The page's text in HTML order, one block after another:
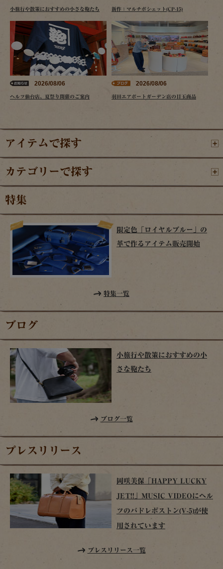
小旅行や散策におすすめの小さな鞄たち 新作：マルチポシェット(CP-15)
2026/08/06
ヘルツ仙台店、夏祭り開催のご案内
2026/08/06
羽田エアポートガーデン店の目玉商品
アイテムで探す
カテゴリーで探す
特集
限定色「ロイヤルブルー」の
革で作るアイテム販売開始
特集一覧
ブログ
小旅行や散策におすすめの小
さな鞄たち
ブログ一覧
プレスリリース
岡咲美保「HAPPY LUCKY
JET!!」MUSIC VIDEOにヘル
ツのパドレボストン(V-5)が使
用されています
プレスリリース一覧